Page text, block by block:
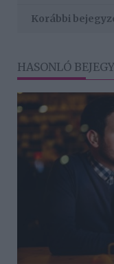
Korábbi
HASONLÓ